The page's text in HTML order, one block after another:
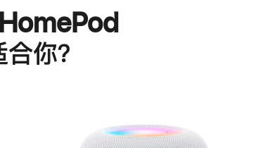
你？
进
一